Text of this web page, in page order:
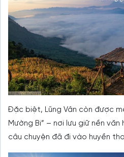
Đặc biệt, Lũng Vân còn được
Mường Bi” – nơi lưu giữ nền
câu chuyện đã đi vào huyền